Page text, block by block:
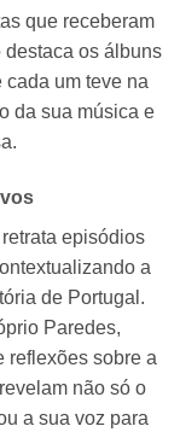
que receberam
os álbuns
cada um teve na
da sua música e
retrata episódios
a
de Portugal.
Paredes,
reflexões sobre a
não só o
a sua voz para